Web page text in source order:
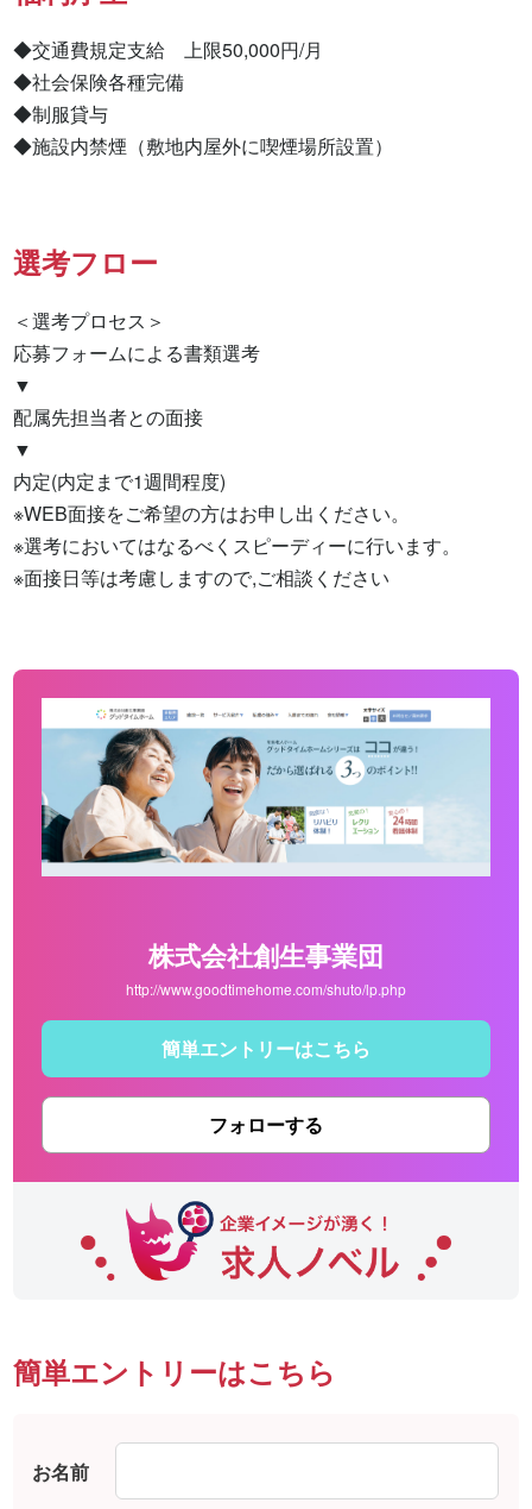
◆交通費規定支給　上限50,000円/月
◆社会保険各種完備
◆制服貸与
◆施設内禁煙（敷地内屋外に喫煙場所設置）
選考フロー
＜選考プロセス＞
応募フォームによる書類選考
▼
配属先担当者との面接
▼
内定(内定まで1週間程度)
※WEB面接をご希望の方はお申し出ください。
※選考においてはなるべくスピーディーに行います。
※面接日等は考慮しますので,ご相談ください
株式会社創生事業団
http://www.goodtimehome.com/shuto/lp.php
簡単エントリーはこちら
フォローする
簡単エントリーはこちら
お名前